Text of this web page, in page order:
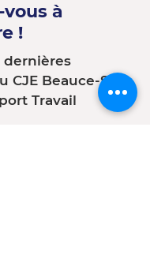
à
!
dernières
CJE Beauce-Sud
Travail